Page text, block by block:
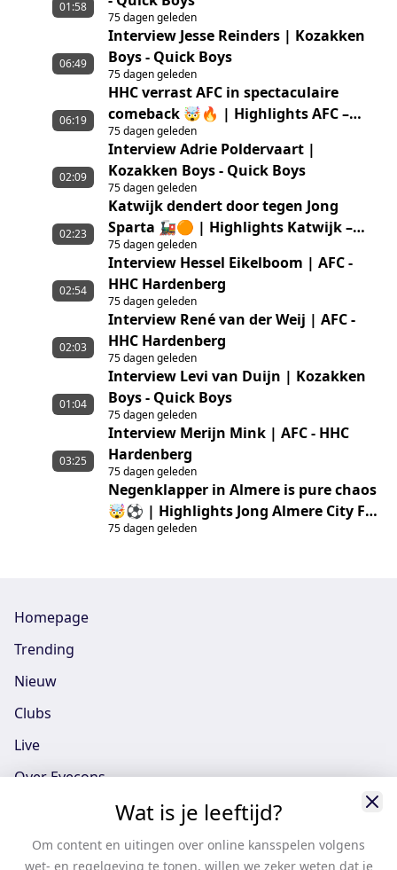
75 dagen geleden
01:58
Interview Jesse Reinders | Kozakken
Boys - Quick Boys
75 dagen geleden
06:49
HHC verrast AFC in spectaculaire
comeback 🤯🔥 | Highlights AFC –
HHC Hardenberg
75 dagen geleden
06:19
Interview Adrie Poldervaart |
Kozakken Boys - Quick Boys
75 dagen geleden
02:09
Katwijk dendert door tegen Jong
Sparta 🚂🟠 | Highlights Katwijk –
Jong Sparta Rotterdam
75 dagen geleden
02:23
Interview Hessel Eikelboom | AFC -
HHC Hardenberg
75 dagen geleden
02:54
Interview René van der Weij | AFC -
HHC Hardenberg
75 dagen geleden
02:03
Interview Levi van Duijn | Kozakken
Boys - Quick Boys
75 dagen geleden
01:04
Interview Merijn Mink | AFC - HHC
Hardenberg
75 dagen geleden
03:25
Negenklapper in Almere is pure chaos
🤯⚽ | Highlights Jong Almere City FC
– GVVV
75 dagen geleden
Homepage
Trending
Nieuw
Clubs
Live
Over Eyecons
Eyecons App - iOS
Eyecons App - Android
Wat is je leeftijd?
Om content en uitingen over online kansspelen volgens
wet- en regelgeving te tonen, willen we zeker weten dat je